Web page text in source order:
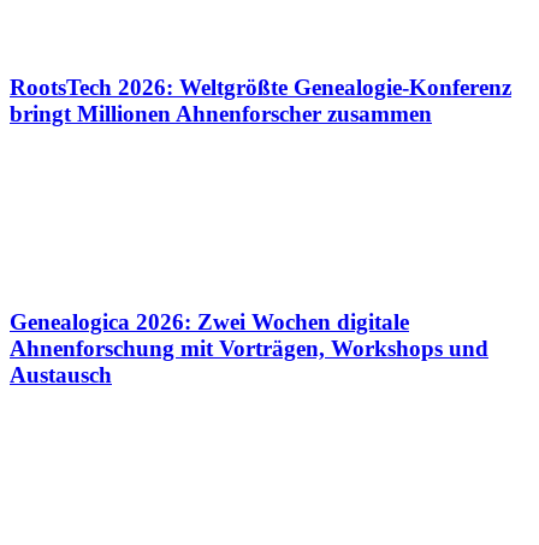
RootsTech 2026: Weltgrößte Genealogie-Konferenz
bringt Millionen Ahnenforscher zusammen
Genealogica 2026: Zwei Wochen digitale
Ahnenforschung mit Vorträgen, Workshops und
Austausch